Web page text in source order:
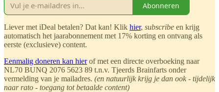
Abonneren
Liever met iDeal betalen? Dat kan! Klik hier, subscribe en krijg
automatisch het jaarabonnement met 17% korting en ontvang als
eerste (exclusieve) content.
Eenmalig doneren kan hierof met een directe overboeking naar
NL70 BUNQ 2076 5623 89 t.n.v. Tjeerds Brainfarts onder
vermelding van je mailadres. (en natuurlijk krijg je dan ook - tijdelijk
naar rato - toegang tot betaalde content)